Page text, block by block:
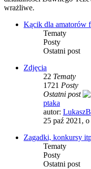
wrażliwe.
Kącik dla amatorów
Tematy
Posty
Ostatni post
Zdjęcia
22 Tematy
1721 Posty
Ostatni post
ptaka
autor: LukaszB
25 paź 2021,
Zagadki, konkursy
Tematy
Posty
Ostatni post